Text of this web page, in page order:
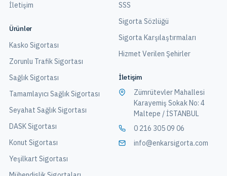
İletişim
Ürünler
Kasko Sigortası
Zorunlu Trafik Sigortası
Sağlık Sigortası
Tamamlayıcı Sağlık Sigortası
Seyahat Sağlık Sigortası
DASK Sigortası
Konut Sigortası
Yeşilkart Sigortası
SSS
Sigorta Sözlüğü
Sigorta Karşılaştırmaları
Hizmet Verilen Şehirler
İletişim
Zümrütevler Mahallesi
Karayemiş Sokak No: 4
Maltepe / İSTANBUL
0 216 305 09 06
info@enkarsigorta.com